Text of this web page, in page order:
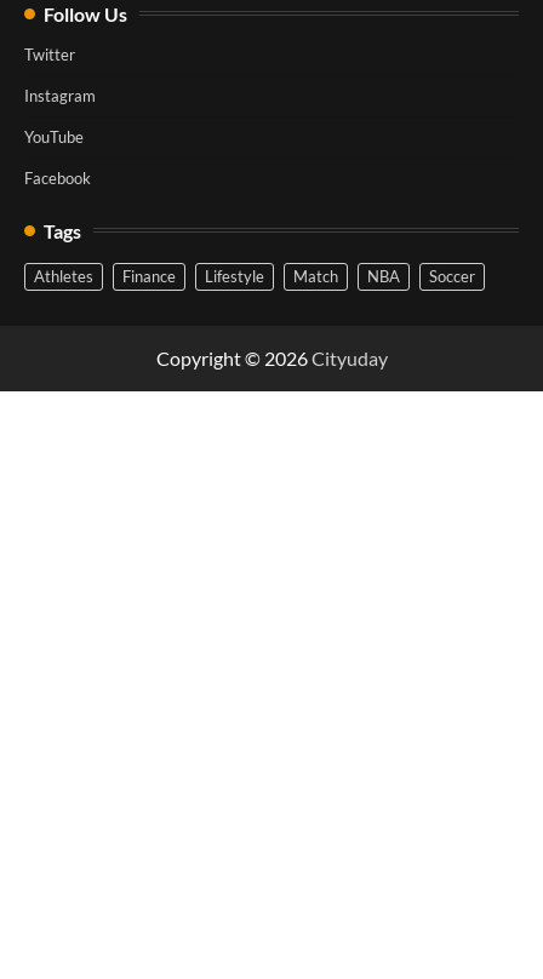
Follow Us
Twitter
Instagram
YouTube
Facebook
Tags
Athletes Finance Lifestyle Match NBA Soccer
Copyright © 2026Cityuday